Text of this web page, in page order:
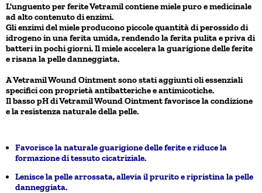
L'unguento per ferite Vetramil contiene miele puro e medicinale
ad alto contenuto di enzimi.
Gli enzimi del miele producono piccole quantità di perossido di
idrogeno in una ferita umida, rendendo la ferita pulita e priva di
batteri in pochi giorni. Il miele accelera la guarigione delle ferite
e risana la pelle danneggiata.
A Vetramil Wound Ointment sono stati aggiunti oli essenziali
specifici con proprietà antibatteriche e antimicotiche.
Il basso pH di Vetramil Wound Ointment favorisce la condizione
e la resistenza naturale della pelle.
Favorisce la naturale guarigione delle ferite e riduce la
formazione di tessuto cicatriziale.
Lenisce la pelle arrossata, allevia il prurito e ripristina la pelle
danneggiata.